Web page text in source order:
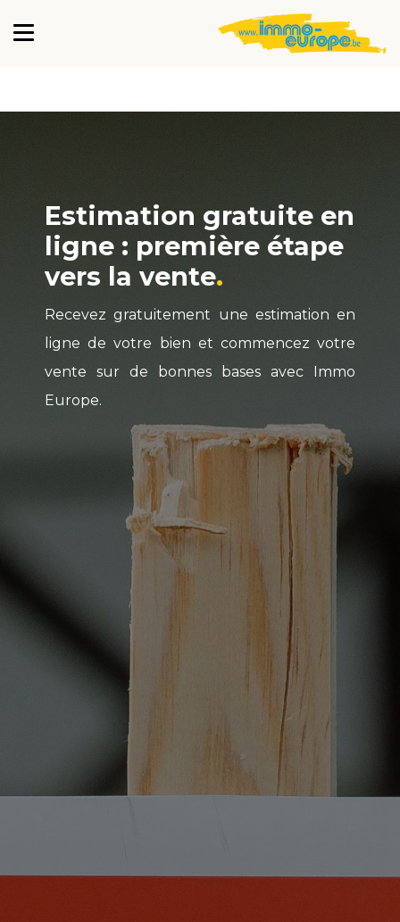
Estimation gratuite en
ligne : première étape
vers la vente
Recevez gratuitement une estimation en
ligne de votre bien et commencez votre
vente sur de bonnes bases avec Immo
Europe.